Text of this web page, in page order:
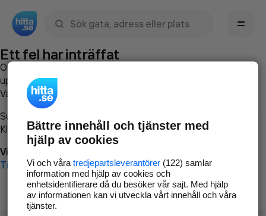
Ett fel har inträffat
Om du vill kan du
uppstod så att vi lättare och snabbare kan avhjälpa det.
Vänligen försök med följande:
Surfa till
Klicka påTillbaka-knappen i webbläsaren och försök igen
Vi beklagar besväret!
Till startsidan
Bättre innehåll och tjänster med
hjälp av cookies
Vi och våra tredjepartsleverantörer(122) samlar
information med hjälp av cookies och
enhetsidentifierare då du besöker vår sajt. Med hjälp
av informationen kan vi utveckla vårt innehåll och våra
tjänster.